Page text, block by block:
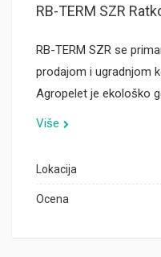
RB-TERM SZR
RB-TERM SZR se
prodajom i ugradnjom
Agropelet je ekološko
Više
Lokacija
Ocena